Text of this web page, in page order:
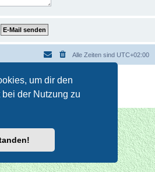
um dir den
der Nutzung zu
Alle Zeiten sind UTC+02:00
® Forum Software © phpBB Limited
durch
|Nutzungsbedingungen